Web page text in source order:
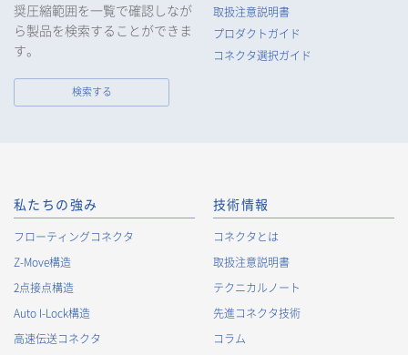
名、所属部署名、役職、住所、電話（FAX）番号等）、性別、銀
行口座情報等の個人情報を取得します。当社は、適正に個人情
報を取得し、偽りその他不正の手段により取得することはいた
なお、当社は、Cookieおよびその他のトラッキング技術（例え
ばWebビーコン）を使用して、IPアドレス等の識別子を含む、
られる場合のCookie情報は、後掲及びCookieポリシーに従って
取り扱います。https://www.irisoele.com/jp/cookie/
2. 個人情報の利用目的
当社が取得する個人情報の利用目的は、次の通りです。当社
は、次の利用目的を、関連性を有すると合理的に認められる範
囲で変更することがあり、変更した場合には、変更された利用
奨圧縮範囲を一覧で確認しなが
ら製品を検索することができま
す。
検索する
取扱注意説明書
プロダクトガイド
コネクタ選択ガイド
私たちの強み
フローティングコネクタ
Z-Move構造
2点接点構造
Auto I-Lock構造
高速伝送コネクタ
技術情報
コネクタとは
取扱注意説明書
テクニカルノート
先進コネクタ技術
コラム